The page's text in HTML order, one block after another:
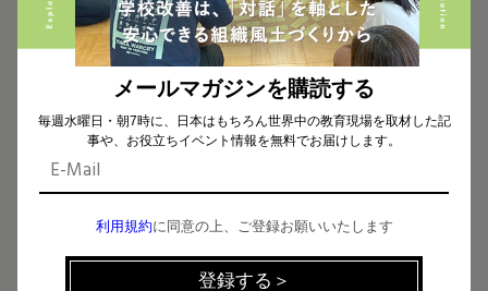
昨年は開校1年目ということもあり、全てつくってい
ました（笑）。常につくってましたね。
例えば、4月の探究の時間に取り組んだ「学校づくり
プロジェクト」では、学校や校長室、図書室、職員室
など、施設のネーミングが少し固いと感じたため、「ち
ょっと作り変えてみようか」という流れで、各教室・各
部屋の新しい名称を子どもたちが考えました。
メールマガジンを購読する
毎週水曜日・朝7時に、日本はもちろん世界中の教育現場を取材した記
事や、お役立ちイベント情報を無料でお届けします。
利用規約に同意の上、ご登録お願いいたします